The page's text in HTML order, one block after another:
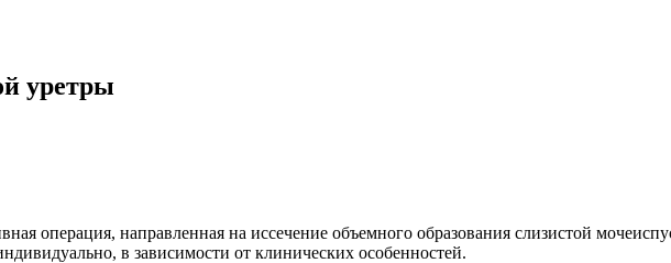
уретры
операция, направленная на иссечение объемного образования слизистой
в зависимости от клинических особенностей.